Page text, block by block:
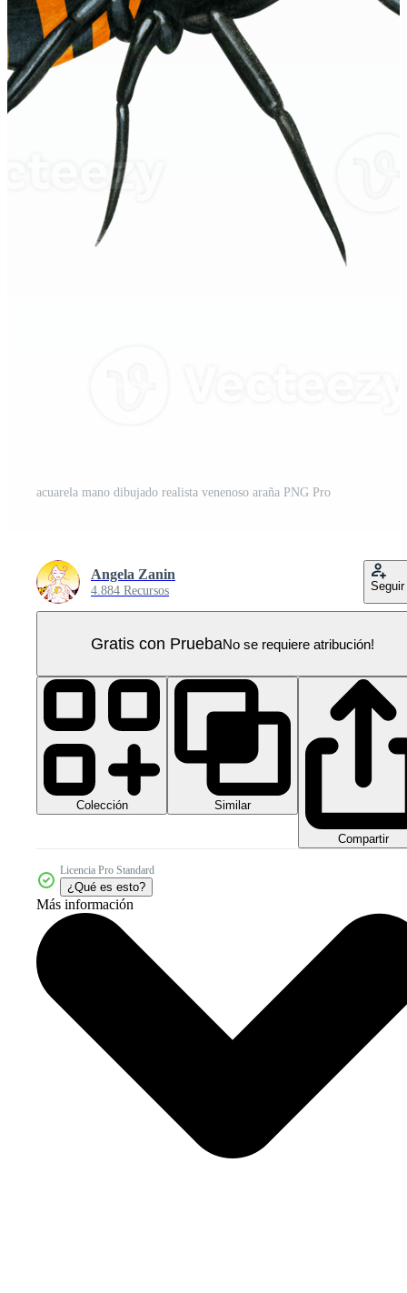
acuarela mano dibujado realista venenoso araña PNG Pro
Angela Zanin
4.884 Recursos Seguir
Gratis con PruebaNo se requiere atribución!
Colección Similar
Compartir
Licencia Pro Standard
¿Qué es esto?
Más información